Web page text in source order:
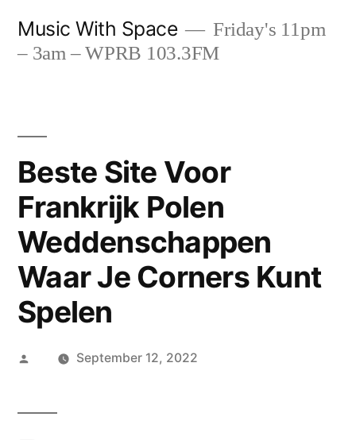
Music With Space
Friday's 11pm
– 3am – WPRB 103.3FM
Beste Site Voor
Frankrijk Polen
Weddenschappen
Waar Je Corners Kunt
Spelen
Posted September 12, 2022